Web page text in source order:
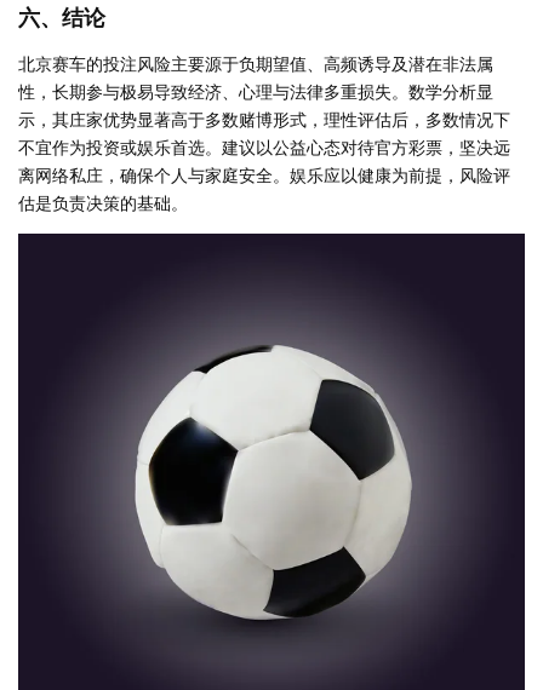
六、结论
北京赛车的投注风险主要源于负期望值、高频诱导及潜在非法属
性，长期参与极易导致经济、心理与法律多重损失。数学分析显
示，其庄家优势显著高于多数赌博形式，理性评估后，多数情况下
不宜作为投资或娱乐首选。建议以公益心态对待官方彩票，坚决远
离网络私庄，确保个人与家庭安全。娱乐应以健康为前提，风险评
估是负责决策的基础。